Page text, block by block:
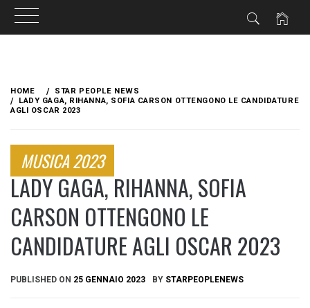
content
HOME
STAR PEOPLE NEWS
LADY GAGA, RIHANNA, SOFIA CARSON OTTENGONO LE CANDIDATURE
AGLI OSCAR 2023
MUSICA 2023
LADY GAGA, RIHANNA, SOFIA
CARSON OTTENGONO LE
CANDIDATURE AGLI OSCAR 2023
PUBLISHED ON 25 GENNAIO 2023 BY STARPEOPLENEWS